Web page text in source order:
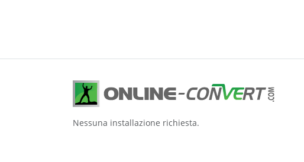
Nessuna installazione richiesta.